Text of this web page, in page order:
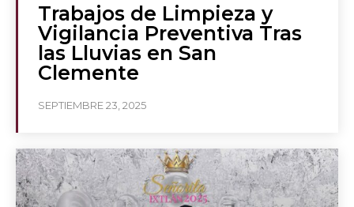
Trabajos de Limpieza y
Vigilancia Preventiva Tras
las Lluvias en San
Clemente
SEPTIEMBRE 23, 2025